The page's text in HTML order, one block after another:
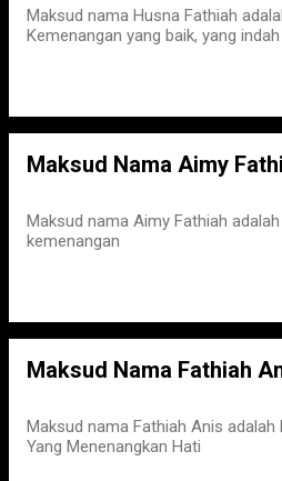
Maksud nama Husna Fathiah
Kemenangan yang baik, yang indah
Maksud Nama Aimy
Maksud nama Aimy Fathiah
kemenangan
Maksud Nama Fathiah
Maksud nama Fathiah Anis adalah
Yang Menenangkan Hati